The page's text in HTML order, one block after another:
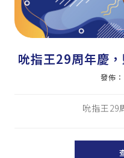
吮指王29周年慶
炸雞加盟｜炸雞店
發佈
吮指王29